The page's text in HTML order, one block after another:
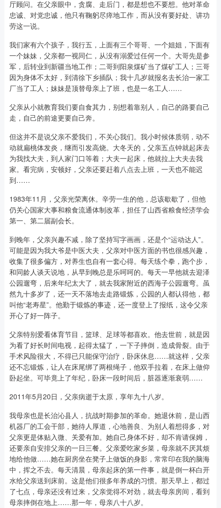
厅顾问。在父亲眼中，贪腐、走后门，都是想也不要想。他对革命
忠诚、对党忠诚，他只有鞠躬尽瘁地工作，而从没有要好处、讲功
劳这一说。
我们家有六个孩子，我行五，上面有三个哥哥、一个姐姐，下面有
一个妹妹，父亲都一视同仁，从没有溺爱过任何一个。大哥先是参
军，后转业到新疆当地工作；二哥到阳泉煤矿当了煤矿工人；三哥
因为身体不太好，到清徐下乡插队；我十几岁就报名去长治一家工
厂当了工人；妹妹是顶替母亲上了班，也是一名工人……
父亲从小就教育我们要自食其力，别想着靠别人，自己的路要自己
走，自己的前途更要自己奔。
但这并不是说父亲不爱我们，不关心我们。我小时候体质弱，动不
动就扁桃体发炎，继而引发高烧。大冬天的，父亲五点钟就起床去
为我找大夫，到人家门口等着；大夫一起床，他就拉上大夫去我
家。看完病，安顿好，父亲还要赶着八点去上班，一天也不能迟
到……
1983年11月，父亲光荣离休。辛劳一生的他，总该歇歇了，但他
仍关心国家大事和粮食流通体制改革，担任了山西省粮食经济学会
第一、第二届副会长。
到晚年，父亲兴趣不减，除了坚持写字画画，还是个“运动达人”。
可能是因为我大爷是中医大夫，父亲对中医方面的书也很感兴趣，
收集了很多偏方，对养生也自有一套心得。每天练个拳，跑个步，
和同龄人谈天说地，从早到晚总是乐呵呵的。每天一早他就去迎泽
公园遛弯，后来年纪太大了，就去我家附近的西海子公园遛弯。虽
然九十多岁了，还一天不落地去走路锻炼，公园的人都认得他，都
叫他“老寿星”。他勤于锻炼的事迹，还一度登上了报纸，这令父亲
开心了好一阵子。
父亲特别爱看体育节目，篮球、足球等都喜欢。他去世前，就是因
为看了好长时间电视，起得太猛了，一下子摔倒，造成骨裂。由于
手术风险很大，不得已只能保守治疗，卧床休息……就这样，父亲
还不忘锻炼，让人在床尾绑了两根绳子，他双手拉着，在床上做仰
卧起坐。可毕竟上了年纪，卧床一段时间后，脏器逐渐衰弱……
2011年5月20日，父亲病逝于太原，享年九十八岁。
我母亲也是长治沁县人，抗战时期参加的革命。她退休前，是山西
机器厂的工会干部，她待人厚道，心地善良、为别人着想得多，对
父亲更是体贴入微、关爱有加。她自己身体不好，却不肯请保姆，
还要亲自安排父亲的一日三餐。父亲爱吃家乡菜，母亲就不厌其烦
地给他做……她在厨房坐在凳子上做饭的身影，常常印在我的脑海
中，挥之不去。每天清晨，母亲起床的第一件事，就是倒一杯白开
水给父亲送到床前。这是他们很多年养成的习惯。那天早上，都过
了七点，母亲还没有过来，父亲觉得不对劲，就去母亲房间，看到
母亲摔倒在地上……那一年，母亲八十八岁。